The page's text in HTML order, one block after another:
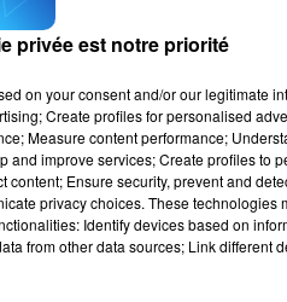
7h00 -
pour épauler Mike Maignan.
que Mike Maignan ait à
privée est notre priorité
on your consent and/or our legitimate
Create profiles for personalised
Measure content performance;
and improve services; Create profiles to
Ensure security, prevent and
privacy choices. These technologies
Identify devices based on
from other data sources; Link different